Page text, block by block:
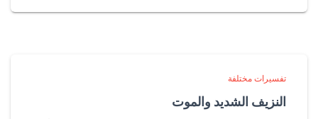
تفسيرات مختلفة
النزيف الشديد والموت